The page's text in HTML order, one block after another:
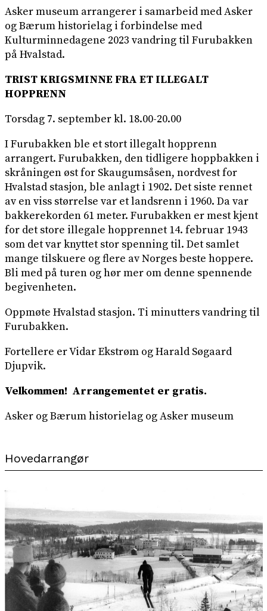
Asker museum arrangerer i samarbeid med Asker
og Bærum historielag i forbindelse med
Kulturminnedagene 2023 vandring til Furubakken
på Hvalstad.
TRIST KRIGSMINNE FRA ET ILLEGALT
HOPPRENN
Torsdag 7. september kl. 18.00-20.00
I Furubakken ble et stort illegalt hopprenn
arrangert. Furubakken, den tidligere hoppbakken i
skråningen øst for Skaugumsåsen, nordvest for
Hvalstad stasjon, ble anlagt i 1902. Det siste rennet
av en viss størrelse var et landsrenn i 1960. Da var
bakkerekorden 61 meter. Furubakken er mest kjent
for det store illegale hopprennet 14. februar 1943
som det var knyttet stor spenning til. Det samlet
mange tilskuere og flere av Norges beste hoppere.
Bli med på turen og hør mer om denne spennende
begivenheten.
Oppmøte Hvalstad stasjon. Ti minutters vandring til
Furubakken.
Fortellere er Vidar Ekstrøm og Harald Søgaard
Djupvik.
Velkommen! Arrangementet er gratis.
Asker og Bærum historielag og Asker museum
Hovedarrangør